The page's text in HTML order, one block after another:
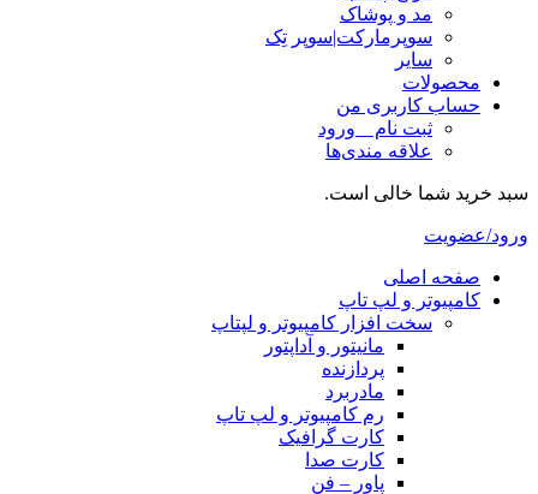
مد و پوشاک
سوپرمارکت|سوپر تِک
سایر
محصولات
حساب کاربری من
ثبت نام _ ورود
علاقه مندی‌ها
سبد خرید شما خالی است.
ورود/عضویت
صفحه اصلی
کامپیوتر و‌‌‌‌‌ لپ تاپ
سخت افزار کامپیوتر و لپتاپ
مانیتور و آداپتور
پردازنده
مادربرد
رم کامپیوتر و لپ تاپ
کارت گرافیک
کارت صدا
پاور – فن